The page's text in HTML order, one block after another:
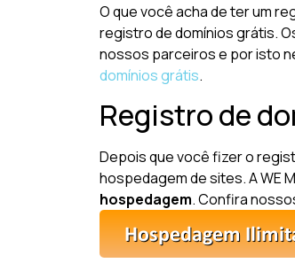
O que você acha de ter um
registro de domínios grátis.
nossos parceiros e por isto
domínios grátis.
Registro de
Depois que você fizer o
hospedagem de sites. A WE
hospedagem. Confira